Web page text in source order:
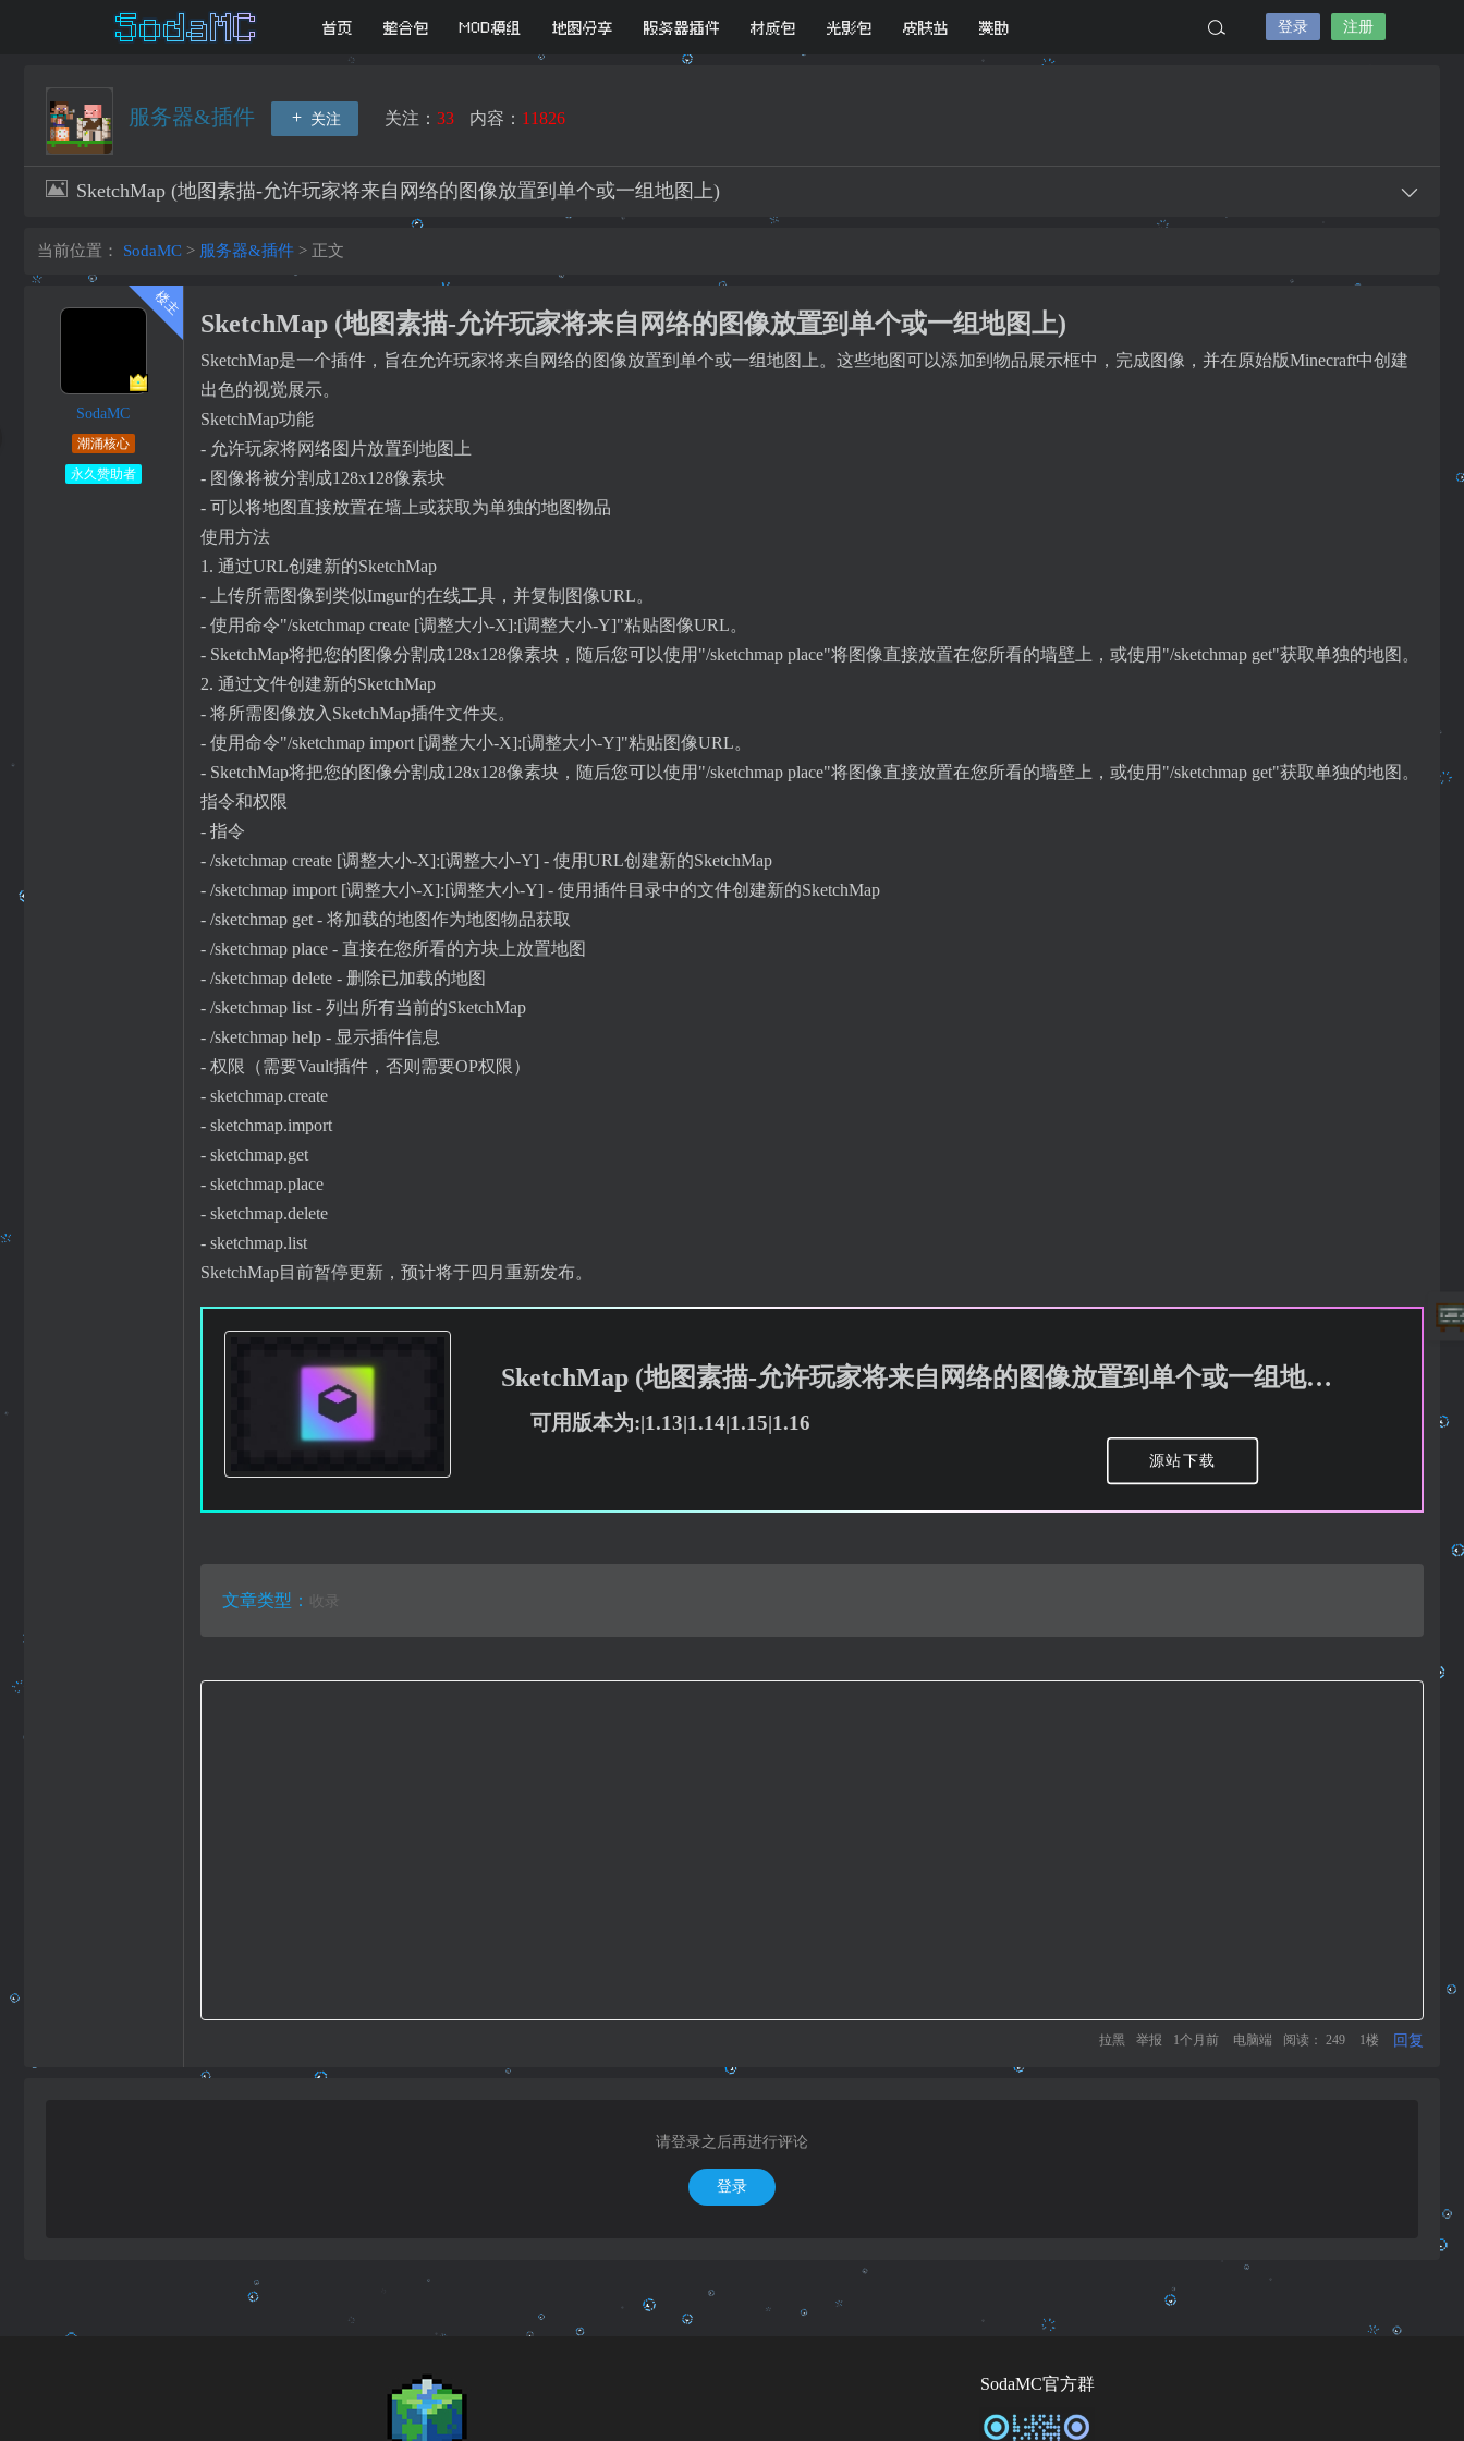
首页 整合包 MOD模组 地图分享 服务器插件 材质包 光影包 皮肤站 赞助 登录 注册
服务器&插件 关注 关注： 33 内容： 11826
SketchMap (地图素描-允许玩家将来自网络的图像放置到单个或一组地图上)
当前位置： SodaMC > 服务器&插件 > 正文
SodaMC
潮涌核心
永久赞助者
SketchMap (地图素描-允许玩家将来自网络的图像放置到单个或一组地图上)
SketchMap是一个插件，旨在允许玩家将来自网络的图像放置到单个或一组地图上。这些地图可以添加到物品展示框中，完成图像，并在原始版Minecraft中创建
出色的视觉展示。
SketchMap功能
- 允许玩家将网络图片放置到地图上
- 图像将被分割成128x128像素块
- 可以将地图直接放置在墙上或获取为单独的地图物品
使用方法
1. 通过URL创建新的SketchMap
- 上传所需图像到类似Imgur的在线工具，并复制图像URL。
- 使用命令"/sketchmap create [调整大小-X]:[调整大小-Y]"粘贴图像URL。
- SketchMap将把您的图像分割成128x128像素块，随后您可以使用"/sketchmap place"将图像直接放置在您所看的墙壁上，或使用"/sketchmap get"获取单独的地图。
2. 通过文件创建新的SketchMap
- 将所需图像放入SketchMap插件文件夹。
- 使用命令"/sketchmap import [调整大小-X]:[调整大小-Y]"粘贴图像URL。
- SketchMap将把您的图像分割成128x128像素块，随后您可以使用"/sketchmap place"将图像直接放置在您所看的墙壁上，或使用"/sketchmap get"获取单独的地图。
指令和权限
- 指令
- /sketchmap create [调整大小-X]:[调整大小-Y] - 使用URL创建新的SketchMap
- /sketchmap import [调整大小-X]:[调整大小-Y] - 使用插件目录中的文件创建新的SketchMap
- /sketchmap get - 将加载的地图作为地图物品获取
- /sketchmap place - 直接在您所看的方块上放置地图
- /sketchmap delete - 删除已加载的地图
- /sketchmap list - 列出所有当前的SketchMap
- /sketchmap help - 显示插件信息
- 权限（需要Vault插件，否则需要OP权限）
- sketchmap.create
- sketchmap.import
- sketchmap.get
- sketchmap.place
- sketchmap.delete
- sketchmap.list
SketchMap目前暂停更新，预计将于四月重新发布。
SketchMap (地图素描-允许玩家将来自网络的图像放置到单个或一组地图上)
可用版本为:|1.13|1.14|1.15|1.16
源站下载
文章类型： 收录
拉黑 举报 1个月前 电脑端 阅读： 249 1楼 回复
请登录之后再进行评论
登录
SodaMC官方群